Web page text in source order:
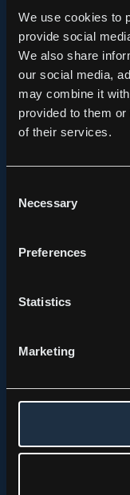
We use cookies to
provide social
We also share
our social media,
may combine it
provided to them
of their services.
Selection
Necessary
Preferences
Statistics
Marketing
Related